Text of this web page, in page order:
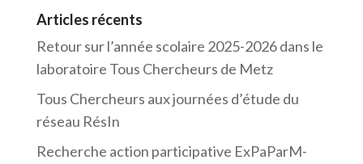
Articles récents
Retour sur l’année scolaire 2025-2026 dans le
laboratoire Tous Chercheurs de Metz
Tous Chercheurs aux journées d’étude du
réseau RésIn
Recherche action participative ExPaParM-